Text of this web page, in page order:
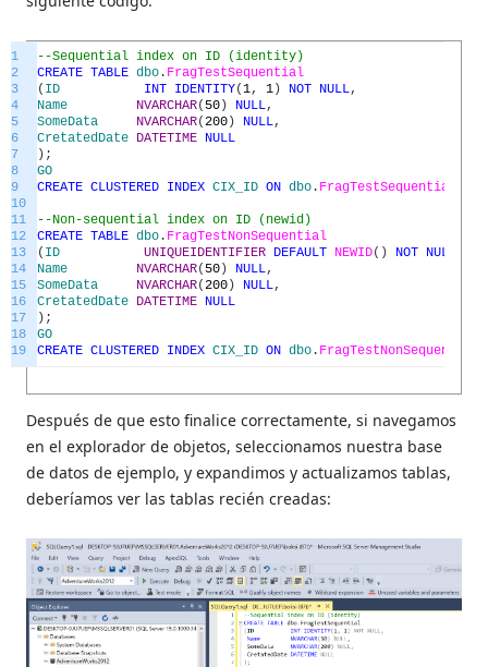
1
2
3
4
5
6
7
8
9
10
11
12
13
14
15
16
17
18
19
--Sequential index on ID (identity)
CREATE TABLE dbo . FragTestSequential
( ID INT IDENTITY(1, 1 ) NOT NULL,
Name
NVARCHAR( 50 ) NULL,
SomeData
NVARCHAR(200 ) NULL,
CretatedDate DATETIME NULL
) ;
GO
CREATE CLUSTERED INDEX CIX_ID ON dbo . FragTestSequential
--Non-sequential index on ID (newid)
CREATE TABLE dbo . FragTestNonSequential
( ID UNIQUEIDENTIFIER DEFAULT NEWID( ) NOT NULL
Name
NVARCHAR( 50 ) NULL,
SomeData
NVARCHAR(200 ) NULL,
CretatedDate DATETIME NULL
) ;
GO
CREATE CLUSTERED INDEX CIX_ID ON dbo . FragTestNonSequential
Después de que esto finalice correctamente, si navegamos
en el explorador de objetos, seleccionamos nuestra base
de datos de ejemplo, y expandimos y actualizamos tablas,
deberíamos ver las tablas recién creadas: